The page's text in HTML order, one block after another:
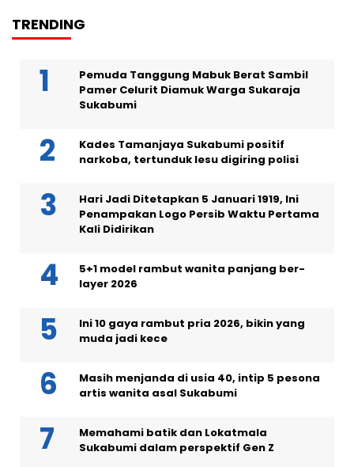
TRENDING
Pemuda Tanggung Mabuk Berat Sambil
Pamer Celurit Diamuk Warga Sukaraja
Sukabumi
Kades Tamanjaya Sukabumi positif
narkoba, tertunduk lesu digiring polisi
Hari Jadi Ditetapkan 5 Januari 1919, Ini
Penampakan Logo Persib Waktu Pertama
Kali Didirikan
5+1 model rambut wanita panjang ber-
layer 2026
Ini 10 gaya rambut pria 2026, bikin yang
muda jadi kece
Masih menjanda di usia 40, intip 5 pesona
artis wanita asal Sukabumi
Memahami batik dan Lokatmala
Sukabumi dalam perspektif Gen Z